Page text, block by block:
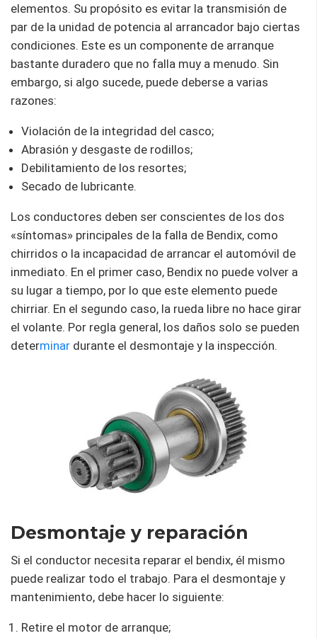
elementos. Su propósito es evitar la transmisión de
par de la unidad de potencia al arrancador bajo ciertas
condiciones. Este es un componente de arranque
bastante duradero que no falla muy a menudo. Sin
embargo, si algo sucede, puede deberse a varias
razones:
Violación de la integridad del casco;
Abrasión y desgaste de rodillos;
Debilitamiento de los resortes;
Secado de lubricante.
Los conductores deben ser conscientes de los dos
«síntomas» principales de la falla de Bendix, como
chirridos o la incapacidad de arrancar el automóvil de
inmediato. En el primer caso, Bendix no puede volver a
su lugar a tiempo, por lo que este elemento puede
chirriar. En el segundo caso, la rueda libre no hace girar
el volante. Por regla general, los daños solo se pueden
determinar durante el desmontaje y la inspección.
Desmontaje y reparación
Si el conductor necesita reparar el bendix, él mismo
puede realizar todo el trabajo. Para el desmontaje y
mantenimiento, debe hacer lo siguiente:
Retire el motor de arranque;